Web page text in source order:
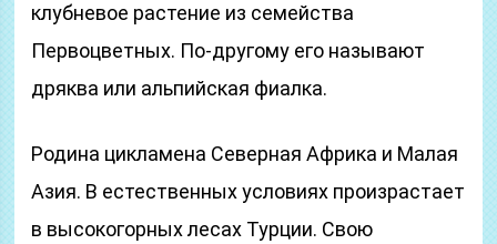
клубневое растение из семейства
Первоцветных. По-другому его называют
дряква или альпийская фиалка.
Родина цикламена Северная Африка и Малая
Азия. В естественных условиях произрастает
в высокогорных лесах Турции. Свою